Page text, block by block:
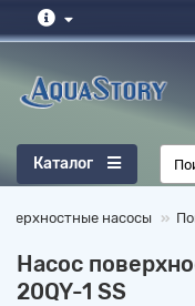
Каталог
насосы
Насос
20QY-1 SS